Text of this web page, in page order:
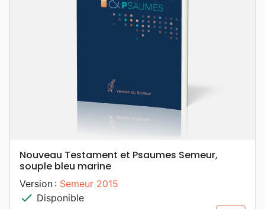
Nouveau Testament et Psaumes Semeur,
souple bleu marine
Version : Semeur 2015
check Disponible